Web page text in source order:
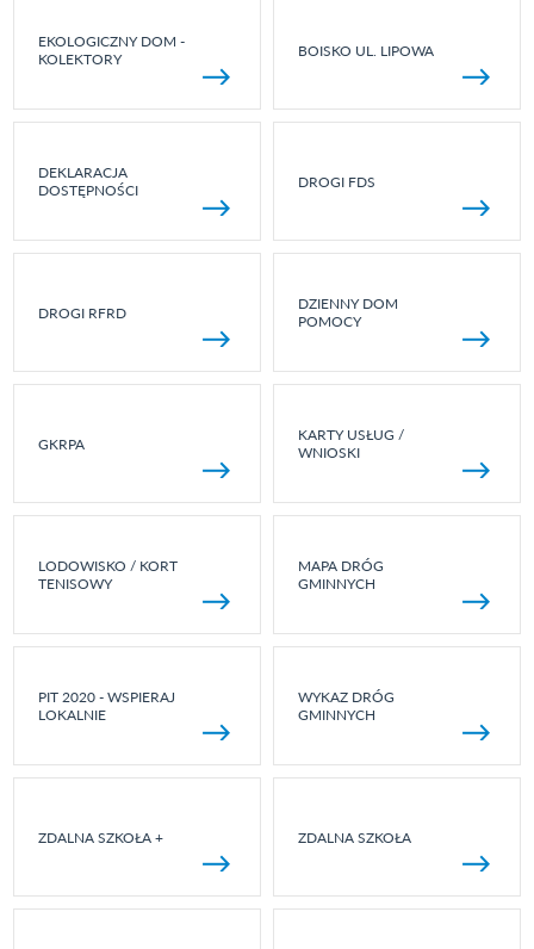
EKOLOGICZNY DOM -
KOLEKTORY
BOISKO UL. LIPOWA
DEKLARACJA
DOSTĘPNOŚCI
DROGI FDS
DROGI RFRD
DZIENNY DOM
POMOCY
GKRPA
KARTY USŁUG /
WNIOSKI
LODOWISKO / KORT
TENISOWY
MAPA DRÓG
GMINNYCH
PIT 2020 - WSPIERAJ
LOKALNIE
WYKAZ DRÓG
GMINNYCH
ZDALNA SZKOŁA + ZDALNA SZKOŁA